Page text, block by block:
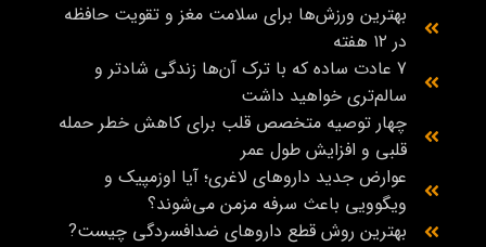
بهترین ورزش‌ها برای سلامت مغز و تقویت حافظه
در ۱۲ هفته
7 عادت ساده که با ترک آن‌ها زندگی شادتر و
سالم‌تری خواهید داشت
چهار توصیه متخصص قلب برای کاهش خطر حمله
قلبی و افزایش طول عمر
عوارض جدید داروهای لاغری؛ آیا اوزمپیک و
ویگوویی باعث سرفه مزمن می‌شوند؟
بهترین روش قطع داروهای ضدافسردگی چیست?